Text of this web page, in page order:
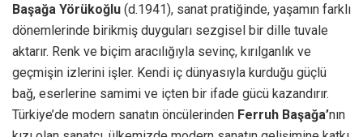
Başağa Yörükoğlu (d.1941), sanat pratiğinde, yaşamın farklı
dönemlerinde birikmiş duyguları sezgisel bir dille tuvale
aktarır. Renk ve biçim aracılığıyla sevinç, kırılganlık ve
geçmişin izlerini işler. Kendi iç dünyasıyla kurduğu güçlü
bağ, eserlerine samimi ve içten bir ifade gücü kazandırır.
Türkiye’de modern sanatın öncülerinden Ferruh Başağa’nın